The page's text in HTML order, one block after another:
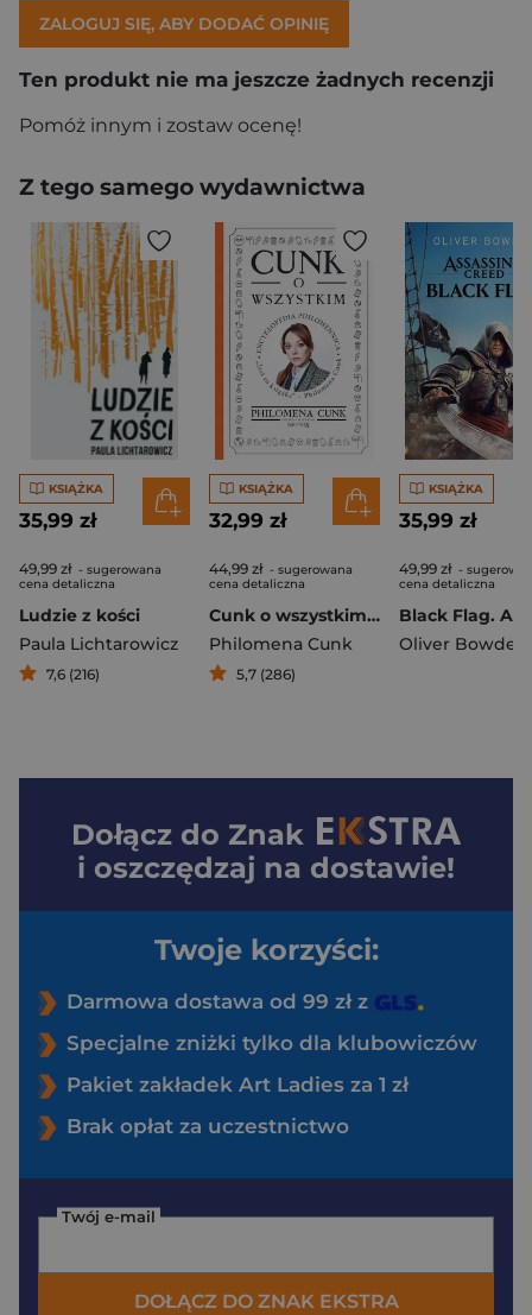
ZALOGUJ SIĘ, ABY DODAĆ OPINIĘ
Ten produkt nie ma jeszcze żadnych recenzji
Pomóż innym i zostaw ocenę!
Z tego samego wydawnictwa
KSIĄŻKA
35,99 zł
49,99 zł - sugerowana
cena detaliczna
Ludzie z kości
Paula Lichtarowicz
7,6 (216)
KSIĄŻKA
32,99 zł
44,99 zł - sugerowana
cena detaliczna
Cunk o wszystkim. Encyklopedia Philomennica
Philomena Cunk
5,7 (286)
KSIĄŻKA
35,99 zł
49,99 zł -
cena detaliczna
Oliver Bowden
Dołącz do Znak
i oszczędzaj na dostawie!
Twoje korzyści:
Darmowa dostawa od 99 zł z
Specjalne zniżki tylko dla klubowiczów
Pakiet zakładek Art Ladies za 1 zł
Brak opłat za uczestnictwo
Twój e-mail
DOŁĄCZ DO ZNAK EKSTRA